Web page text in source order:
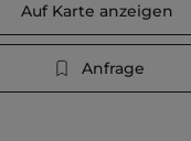
Auf Karte anzeigen
Anfrage